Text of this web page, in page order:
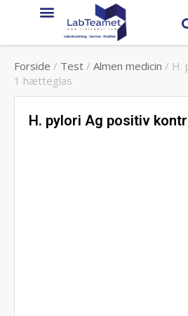
Forside / Test / Almen medicin / H.
1 hætteglas
H. pylori Ag positiv